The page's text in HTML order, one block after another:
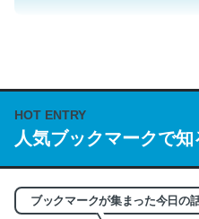
説してる記事が少ないので
https://
/064121
─GPTの仕組みと限界について
HOT ENTRY
人気ブックマークで知
ブックマークが集まった今日の